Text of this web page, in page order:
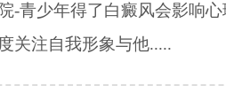
-青少年得了白癜风会影响
关注自我形象与他.....